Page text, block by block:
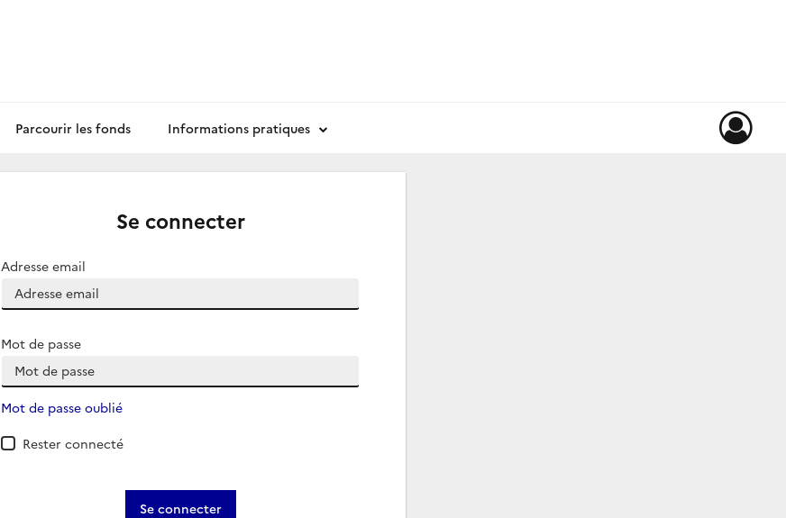
Parcourir les fonds Informations pratiques
Se connecter
Adresse email
Mot de passe
Mot de passe oublié
Rester connecté
Se connecter